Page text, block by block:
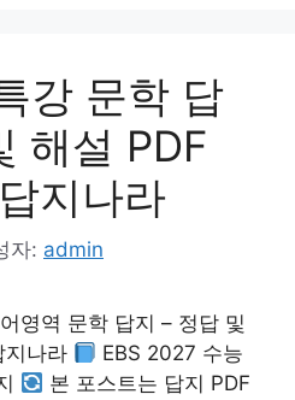
강 문학 답
해설 PDF
지나라
자: admin
영역 문학 답지 – 정답 및
지나라
EBS 2027 수능
본 포스트는 답지 PDF